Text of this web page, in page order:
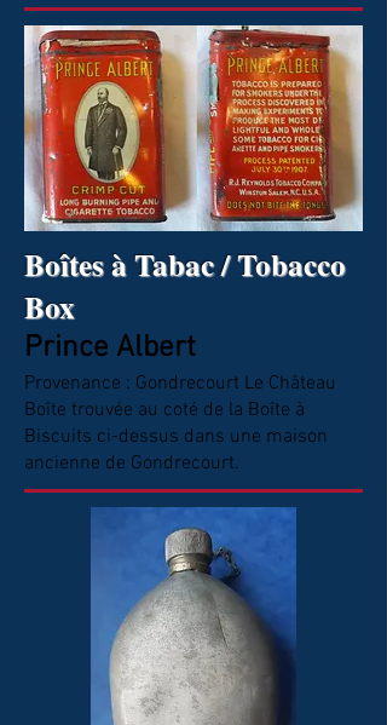
Boîtes à Tabac / Tobacco
Box
Prince Albert
Provenance : Gondrecourt Le Château
Boîte trouvée au coté de la Boîte à
Biscuits ci-dessus dans une maison
ancienne de Gondrecourt.